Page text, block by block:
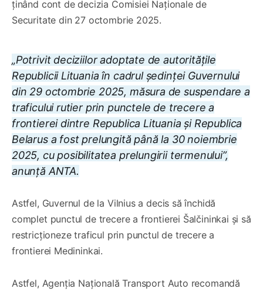
ținând cont de decizia Comisiei Naționale de
Securitate din 27 octombrie 2025.
„Potrivit deciziilor adoptate de autoritățile
Republicii Lituania în cadrul ședinței Guvernului
din 29 octombrie 2025, măsura de suspendare a
traficului rutier prin punctele de trecere a
frontierei dintre Republica Lituania și Republica
Belarus a fost prelungită până la 30 noiembrie
2025, cu posibilitatea prelungirii termenului”,
anunță ANTA.
Astfel, Guvernul de la Vilnius a decis să închidă
complet punctul de trecere a frontierei Šalčininkai și să
restricționeze traficul prin punctul de trecere a
frontierei Medininkai.
Astfel, Agenția Națională Transport Auto recomandă